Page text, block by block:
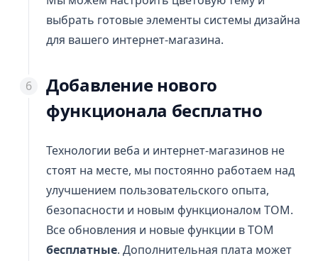
выбрать готовые элементы системы дизайна
для вашего интернет-магазина.
Добавление нового
функционала бесплатно
Технологии веба и интернет-магазинов не
стоят на месте, мы постоянно работаем над
улучшением пользовательского опыта,
безопасности и новым функционалом ТОМ.
Все обновления и новые функции в ТОМ
бесплатные. Дополнительная плата может